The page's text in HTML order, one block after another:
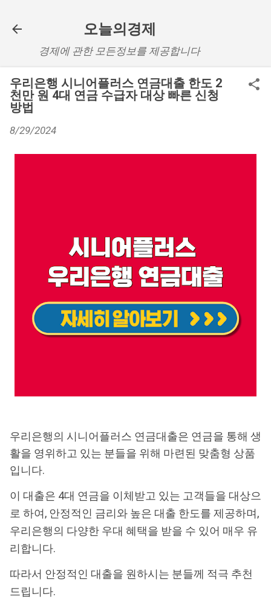
오늘의경제
경제에 관한 모든정보를 제공합니다
우리은행 시니어플러스 연금대출 한도 2
천만 원 4대 연금 수급자 대상 빠른 신청
방법
8/29/2024
우리은행의 시니어플러스 연금대출은 연금을 통해 생
활을 영위하고 있는 분들을 위해 마련된 맞춤형 상품
입니다.
이 대출은 4대 연금을 이체받고 있는 고객들을 대상으
로 하여, 안정적인 금리와 높은 대출 한도를 제공하며,
우리은행의 다양한 우대 혜택을 받을 수 있어 매우 유
리합니다.
따라서 안정적인 대출을 원하시는 분들께 적극 추천
드립니다.